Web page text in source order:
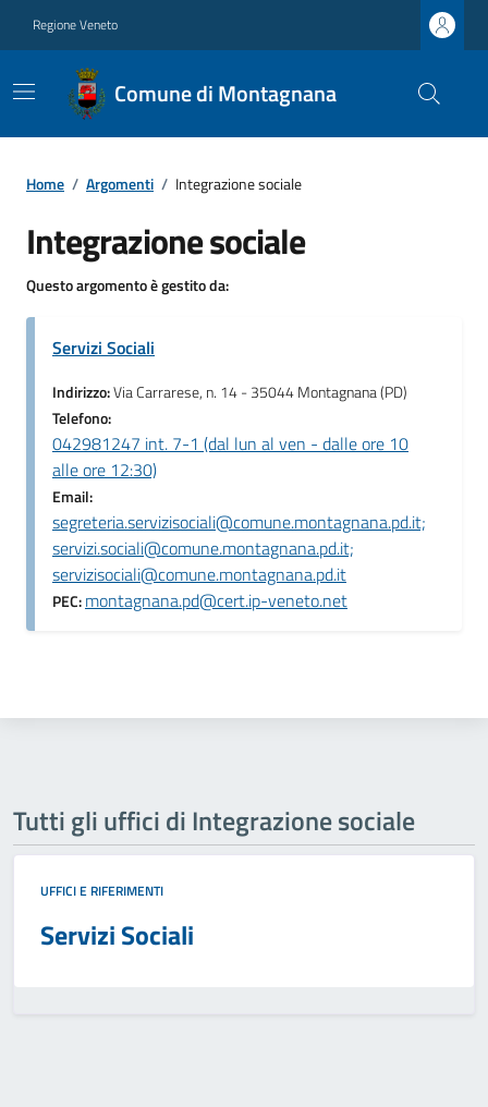
Regione Veneto
Comune di Montagnana
Home / Argomenti / Integrazione sociale
Integrazione sociale
Questo argomento è gestito da:
Servizi Sociali
Indirizzo:Via Carrarese, n. 14 - 35044 Montagnana (PD)
Telefono:
042981247 int. 7-1 (dal lun al ven - dalle ore 10
alle ore 12:30)
Email:
segreteria.servizisociali@comune.montagnana.pd.it;
servizi.sociali@comune.montagnana.pd.it;
servizisociali@comune.montagnana.pd.it
PEC:montagnana.pd@cert.ip-veneto.net
Tutti gli uffici di Integrazione sociale
UFFICI E RIFERIMENTI
Servizi Sociali